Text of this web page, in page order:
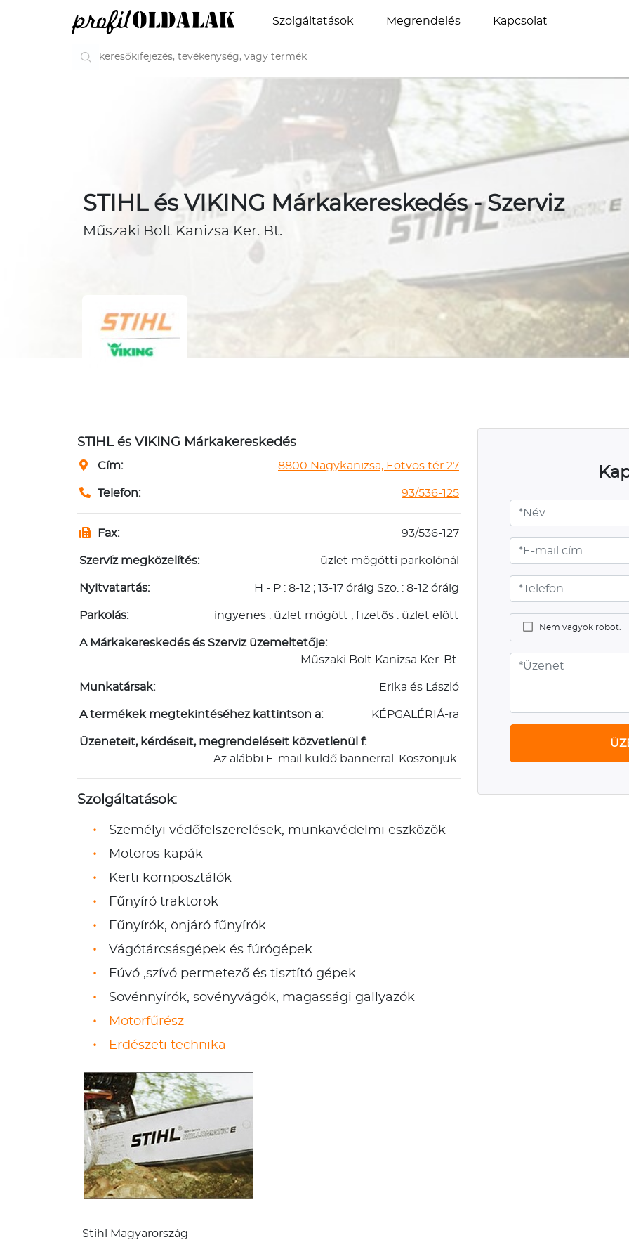
Szolgáltatások Megrendelés Kapcsolat
STIHL és VIKING Márkakereskedés - Szerviz
Műszaki Bolt Kanizsa Ker. Bt.
STIHL és VIKING Márkakereskedés
Cím: 8800 Nagykanizsa, Eötvös tér 27
Telefon: 93/536-125
Fax: 93/536-127
Szervíz megközelítés: üzlet mögötti parkolónál
Nyitvatartás: H - P : 8-12 ; 13-17 óráig Szo. : 8-12 óráig
Parkolás: ingyenes : üzlet mögött ; fizetős : üzlet elött
A Márkakereskedés és Szerviz üzemeltetője:
Műszaki Bolt Kanizsa Ker. Bt.
Munkatársak: Erika és László
A termékek megtekintéséhez kattintson a: KÉPGALÉRIÁ-ra
Üzeneteit, kérdéseit, megrendeléseit közvetlenül f:
Az alábbi E-mail küldő bannerral. Köszönjük.
Szolgáltatások:
Személyi védőfelszerelések, munkavédelmi eszközök
Motoros kapák
Kerti komposztálók
Fűnyíró traktorok
Fűnyírók, önjáró fűnyírók
Vágótárcsásgépek és fúrógépek
Fúvó ,szívó permetező és tisztító gépek
Sövénnyírók, sövényvágók, magassági gallyazók
Motorfűrész
Erdészeti technika
Nem vagyok robot.
Stihl Magyarország